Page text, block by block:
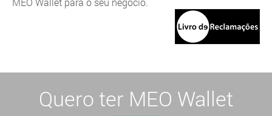
Quero ter MEO Wallet